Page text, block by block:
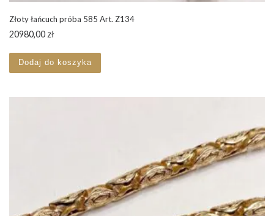
Złoty łańcuch próba 585 Art. Z134
20980,00 zł
Dodaj do koszyka